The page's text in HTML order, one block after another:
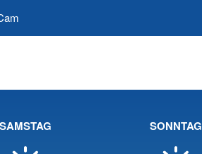
SAMSTAG SONNTAG